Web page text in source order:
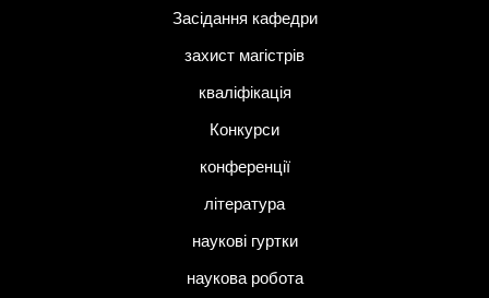
Засідання кафедри
захист магістрів
кваліфікація
Конкурси
конференції
література
наукові гуртки
наукова робота